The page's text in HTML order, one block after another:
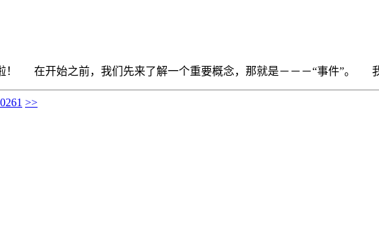
！ 在开始之前，我们先来了解一个重要概念，那就是－－－“事件”。
261 >>